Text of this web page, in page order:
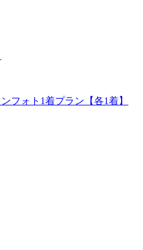
フォト1着プラン【各1着】